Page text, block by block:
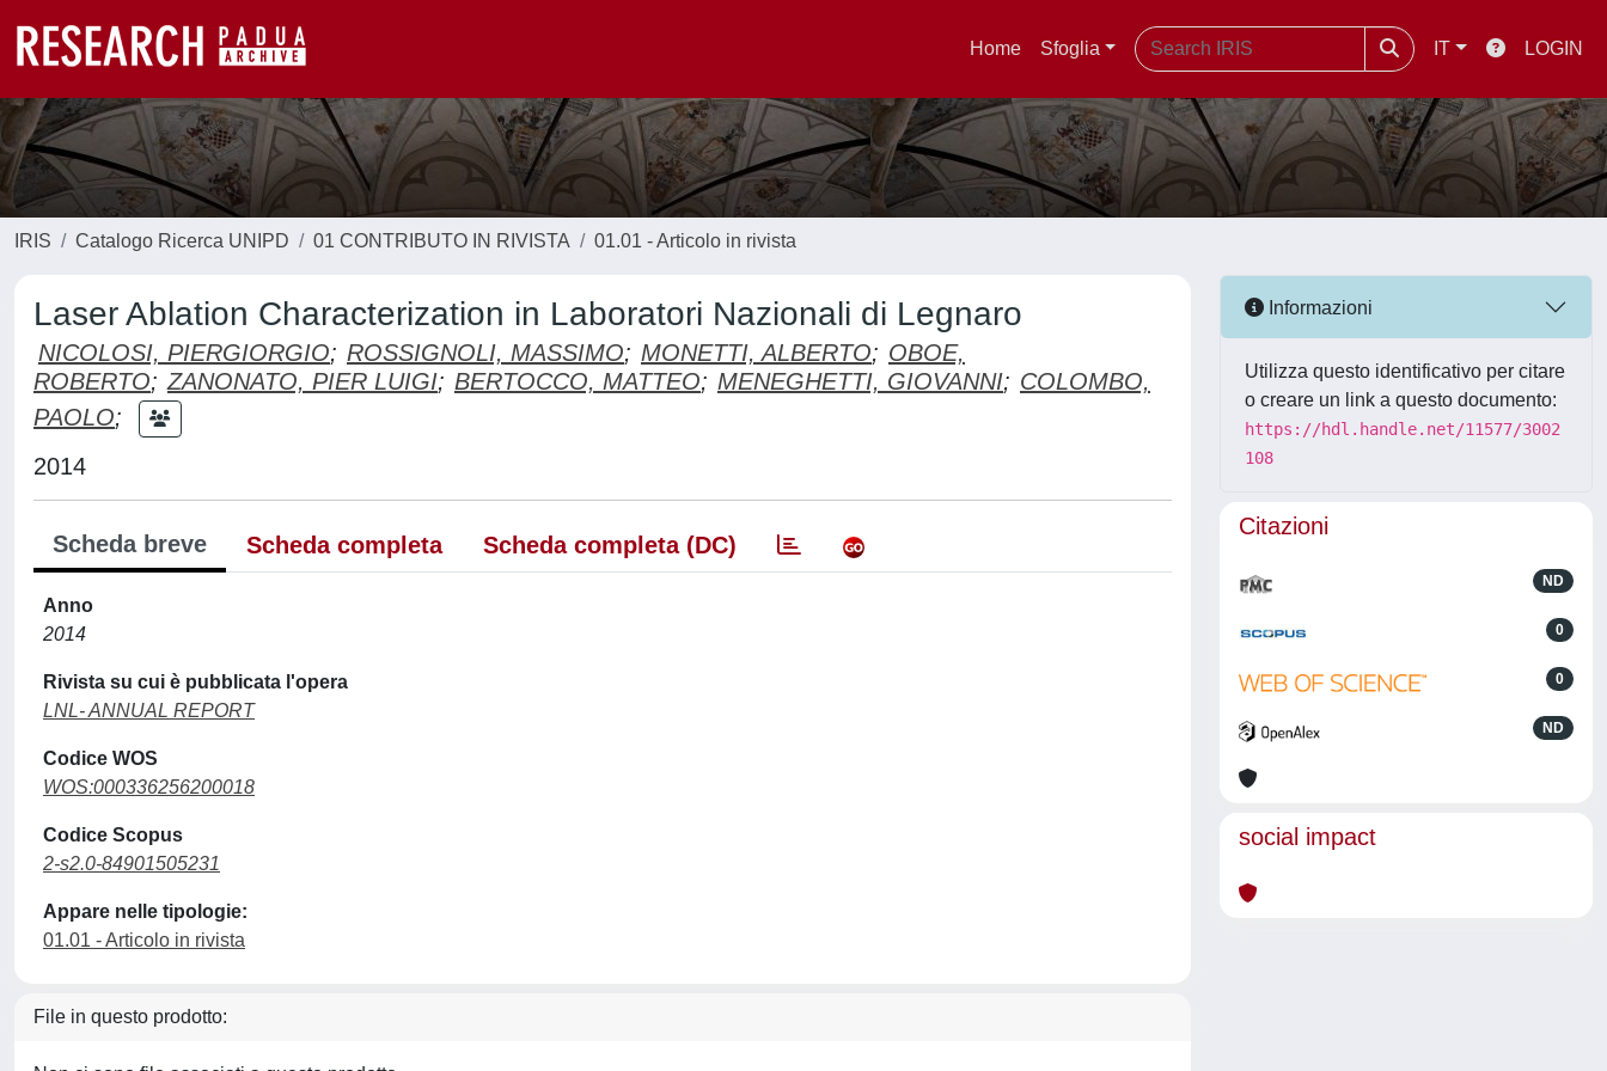
Home Sfoglia IT LOGIN
IRIS Catalogo Ricerca UNIPD 01 CONTRIBUTO IN RIVISTA 01.01 - Articolo in rivista
Laser Ablation Characterization in Laboratori Nazionali di Legnaro
NICOLOSI, PIERGIORGIO; ROSSIGNOLI, MASSIMO; MONETTI, ALBERTO; OBOE,
ROBERTO; ZANONATO, PIER LUIGI; BERTOCCO, MATTEO; MENEGHETTI, GIOVANNI; COLOMBO,
PAOLO;
2014
Scheda breve Scheda completa Scheda completa (DC)
Anno
2014
Rivista su cui è pubblicata l'opera
LNL- ANNUAL REPORT
Codice WOS
WOS:000336256200018
Codice Scopus
2-s2.0-84901505231
Appare nelle tipologie:
01.01 - Articolo in rivista
File in questo prodotto:
Informazioni
Utilizza questo identificativo per citare
o creare un link a questo documento:
https://hdl.handle.net/11577/3002
108
Citazioni
ND
0
0
ND
social impact